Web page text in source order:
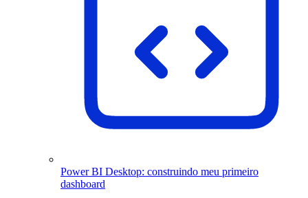
Power BI Desktop: construindo meu primeiro
dashboard